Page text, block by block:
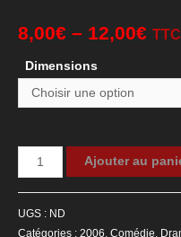
8,00€ – 12,00€ TTC
Dimensions
quantité
de
Ajouter au
UGS : ND
Catégories : 2006, Comédie,